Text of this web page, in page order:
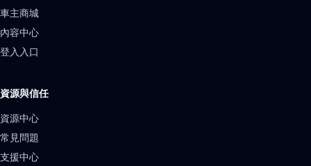
車主商城
內容中心
登入入口
資源與信任
資源中心
常見問題
支援中心